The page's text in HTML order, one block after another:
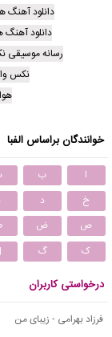
دانلود آهنگ
دانلود
رسانه موسیقی
نکس
خوانندگان براساس الفبا
ا ب
خ
د
ص
ض
ک
گ
درخواستی کاربران
فرزاد بهرامی - زیبای من